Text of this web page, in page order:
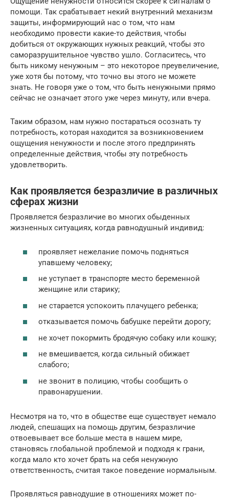
помощи. Так срабатывает некий внутренний механизм
защиты, информирующий нас о том, что нам
необходимо провести какие-то действия, чтобы
добиться от окружающих нужных реакций, чтобы это
саморазрушительное чувство ушло. Согласитесь, что
быть никому ненужным – это некоторое преувеличение,
уже хотя бы потому, что точно вы этого не можете
знать. Не говоря уже о том, что быть ненужными прямо
сейчас не означает этого уже через минуту, или вчера.
Таким образом, нам нужно постараться осознать ту
потребность, которая находится за возникновением
ощущения ненужности и после этого предпринять
определенные действия, чтобы эту потребность
удовлетворить.
Как проявляется безразличие в различных
сферах жизни
Проявляется безразличие во многих обыденных
жизненных ситуациях, когда равнодушный индивид:
проявляет нежелание помочь подняться
упавшему человеку;
не уступает в транспорте место беременной
женщине или старику;
не старается успокоить плачущего ребенка;
отказывается помочь бабушке перейти дорогу;
не хочет покормить бродячую собаку или кошку;
не вмешивается, когда сильный обижает
слабого;
не звонит в полицию, чтобы сообщить о
правонарушении.
Несмотря на то, что в обществе еще существует немало
людей, спешащих на помощь другим, безразличие
отвоевывает все больше места в нашем мире,
становясь глобальной проблемой и подходя к грани,
когда мало кто хочет брать на себя ненужную
ответственность, считая такое поведение нормальным.
Проявляться равнодушие в отношениях может по-